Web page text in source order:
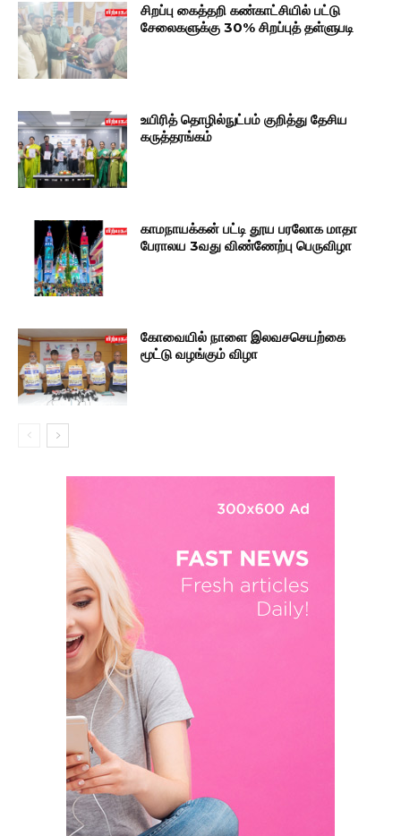
சிறப்பு கைத்தறி கண்காட்சியில் பட்டு
சேலைகளுக்கு 30% சிறப்புத் தள்ளுபடி
உயிரித் தொழில்நுட்பம் குறித்து தேசிய
கருத்தரங்கம்
காமநாயக்கன் பட்டி தூய பரலோக மாதா
பேராலய 3வது விண்ணேற்பு பெருவிழா
கோவையில் நாளை இலவசசெயற்கை
மூட்டு வழங்கும் விழா